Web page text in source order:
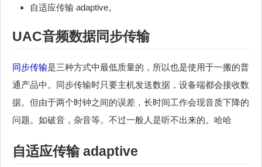
自适应传输 adaptive。
UAC音频数据同步传输
同步传输是三种方式中最低质量的，所以也是使用于一搬的普
通产品中。同步传输时只要主机发送数据，设备端都会接收数
据。但由于两个时钟之间的误差，长时间工作会现音质下降的
问题。如破音，杂音等。不过一般人是听不出来的。哈哈
自适应传输 adaptive